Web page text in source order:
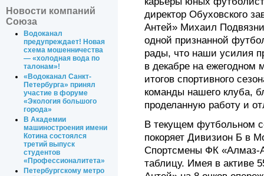
Новости компаний
Союза
Водоканал
предупреждает! Новая
схема мошенничества
— «холодная вода по
талонам»!
«Водоканал Санкт-
Петербурга» принял
участие в форуме
«Экология большого
города»
В Академии
машиностроения имени
Котина состоялся
третий выпуск
студентов
«Профессионалитета»
Петербургскому метро
директор Обуховского
Антей» Михаил
одной признанной
рады, что наши усилия
в декабре на ежегодном
итогов спортивного
команды нашего клуба,
проделанную работу и
В текущем футбольном
покоряет Дивизион Б в
Спортсмены ФК «Алмаз-
таблицу. Имея в активе